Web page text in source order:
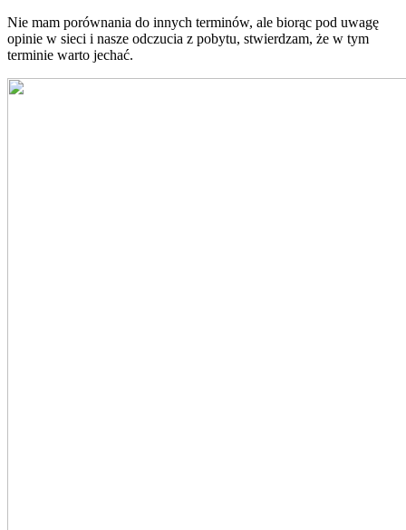
Nie mam porównania do innych terminów, ale biorąc pod uwagę
opinie w sieci i nasze odczucia z pobytu, stwierdzam, że w tym
terminie warto jechać.